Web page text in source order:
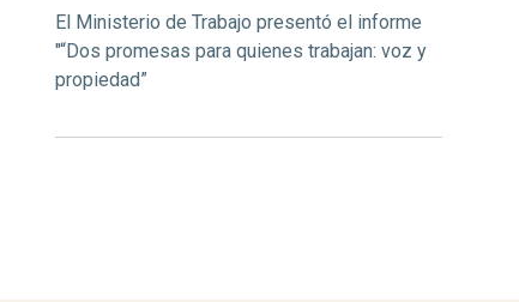
El Ministerio de Trabajo presentó el informe
"“Dos promesas para quienes trabajan: voz y
propiedad”